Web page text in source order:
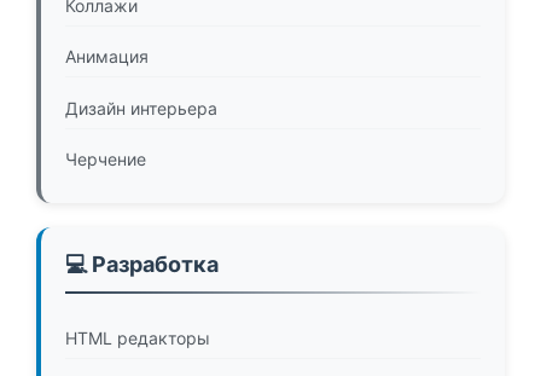
Коллажи
Анимация
Дизайн интерьера
Черчение
💻 Разработка
HTML редакторы